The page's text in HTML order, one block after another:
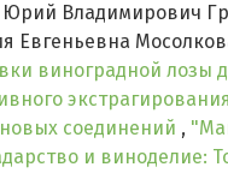
Юрий Владимирович
Евгеньевна
виноградной лозы
экстрагирования
соединений ,
и виноделие: